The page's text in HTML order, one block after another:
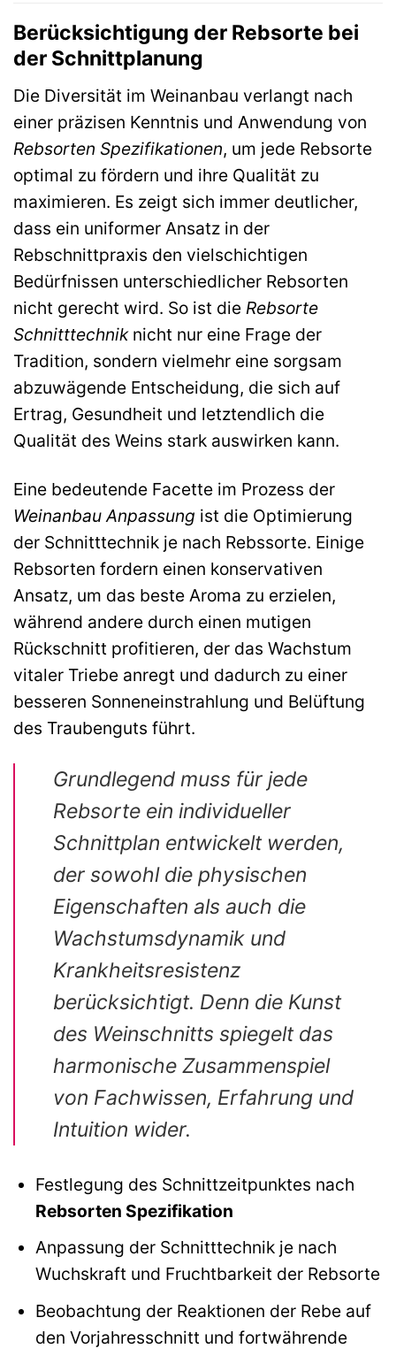
Berücksichtigung der Rebsorte bei
der Schnittplanung
Die Diversität im Weinanbau verlangt nach
einer präzisen Kenntnis und Anwendung von
Rebsorten Spezifikationen, um jede Rebsorte
optimal zu fördern und ihre Qualität zu
maximieren. Es zeigt sich immer deutlicher,
dass ein uniformer Ansatz in der
Rebschnittpraxis den vielschichtigen
Bedürfnissen unterschiedlicher Rebsorten
nicht gerecht wird. So ist die Rebsorte
Schnitttechniknicht nur eine Frage der
Tradition, sondern vielmehr eine sorgsam
abzuwägende Entscheidung, die sich auf
Ertrag, Gesundheit und letztendlich die
Qualität des Weins stark auswirken kann.
Eine bedeutende Facette im Prozess der
Weinanbau Anpassung ist die Optimierung
der Schnitttechnik je nach Rebssorte. Einige
Rebsorten fordern einen konservativen
Ansatz, um das beste Aroma zu erzielen,
während andere durch einen mutigen
Rückschnitt profitieren, der das Wachstum
vitaler Triebe anregt und dadurch zu einer
besseren Sonneneinstrahlung und Belüftung
des Traubenguts führt.
Grundlegend muss für jede
Rebsorte ein individueller
Schnittplan entwickelt werden,
der sowohl die physischen
Eigenschaften als auch die
Wachstumsdynamik und
Krankheitsresistenz
berücksichtigt. Denn die Kunst
des Weinschnitts spiegelt das
harmonische Zusammenspiel
von Fachwissen, Erfahrung und
Intuition wider.
Festlegung des Schnittzeitpunktes nach
Rebsorten Spezifikation
Anpassung der Schnitttechnik je nach
Wuchskraft und Fruchtbarkeit der Rebsorte
Beobachtung der Reaktionen der Rebe auf
den Vorjahresschnitt und fortwährende